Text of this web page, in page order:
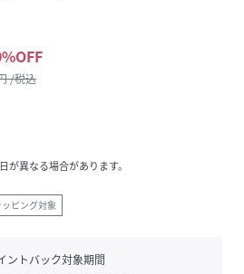
%OFF
/税込
異なる場合があります。
ピング対象
ントバック対象期間